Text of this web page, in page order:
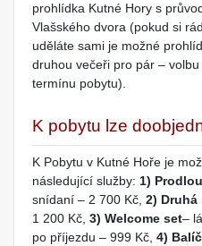
prohlídka Kutné Hory s
Vlašského dvora (pokud si
uděláte sami je možné
druhou večeři pro pár –
termínu pobytu).
K pobytu lze
K Pobytu v Kutné Hoře je
následující služby: 1)
snídaní – 2 700 Kč, 2) Druhá
1 200 Kč, 3) Welcome set–
po příjezdu – 999 Kč, 4)